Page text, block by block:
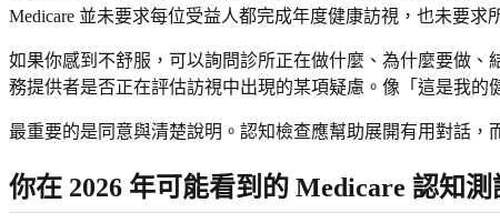
Medicare 並未要求每位受益人都完成年度健康訪視，也未要求
如果你感到不舒服，可以詢問診所正在做什麼、為什麼要做
務提供者是否正在評估訪視中出現的某項疑慮。像「這是我
最重要的是同意與清楚說明。認知檢查應幫助展開有用對話
你在 2026 年可能看到的 Medicare 認知